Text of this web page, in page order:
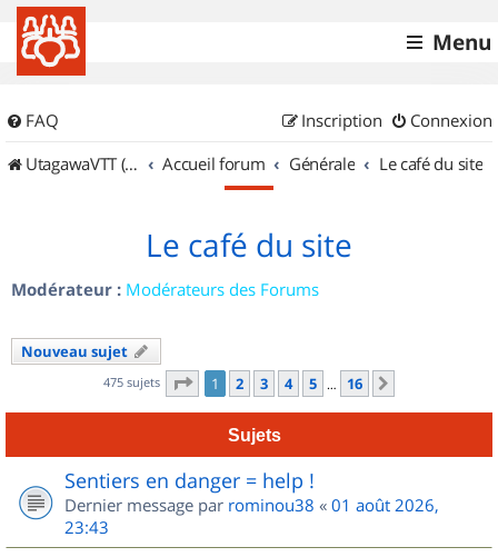
Menu
FAQ Connexion
Inscription
UtagawaVTT (Randos VTT et VTTAE avec traces GPS)
Accueil forum Générale Le café du site
Le café du site
Modérateur : Modérateurs des Forums
Nouveau sujet
475 sujets Page 1sur
1 2 3 4 5 … 16
Sujets
Sentiers en danger = help !
Dernier message par rominou38 « 01 août 2026,
23:43